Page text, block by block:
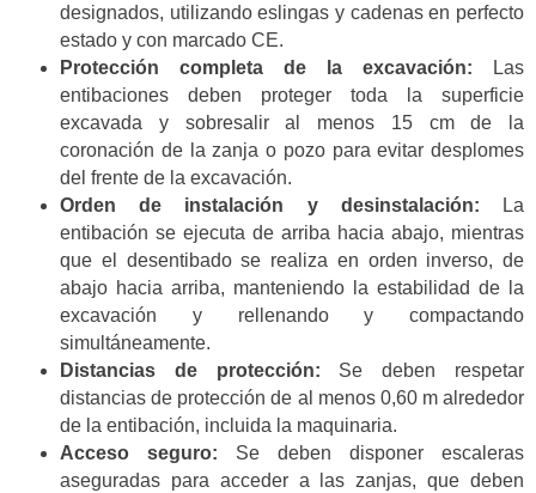
designados, utilizando eslingas y cadenas en perfecto
estado y con marcado CE.
Protección completa de la excavación: Las
entibaciones deben proteger toda la superficie
excavada y sobresalir al menos 15 cm de la
coronación de la zanja o pozo para evitar desplomes
del frente de la excavación.
Orden de instalación y desinstalación: La
entibación se ejecuta de arriba hacia abajo, mientras
que el desentibado se realiza en orden inverso, de
abajo hacia arriba, manteniendo la estabilidad de la
excavación y rellenando y compactando
simultáneamente.
Distancias de protección: Se deben respetar
distancias de protección de al menos 0,60 m alrededor
de la entibación, incluida la maquinaria.
Acceso seguro: Se deben disponer escaleras
aseguradas para acceder a las zanjas, que deben